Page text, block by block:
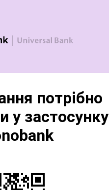
потрібно
у застосунку